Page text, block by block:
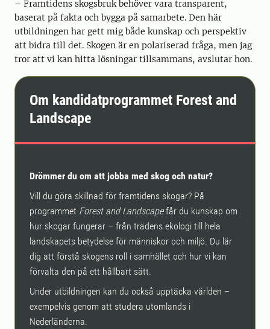
– Framtidens skogsbruk behöver vara transparent,
baserat på fakta och bygga på samarbete. Den här
utbildningen har gett mig både kunskap och perspektiv
att bidra till det. Skogen är en polariserad fråga, men jag
tror att vi kan hitta lösningar tillsammans, avslutar hon.
Om kandidatprogrammet Forest and
Landscape
Drömmer du om att jobba med skog och natur?
Vill du göra skillnad för framtidens skogar? På
programmet Forest and Landscape får du kunskap om
hur skogar fungerar – från trädens ekologi till hela
landskapets betydelse för människor och miljö. Du lär
dig att förstå skogens roll i samhället och hur vi kan
förvalta den på ett hållbart sätt.
Under utbildningen kan du också upptäcka världen –
exempelvis genom att studera utomlands i
Nederländerna.